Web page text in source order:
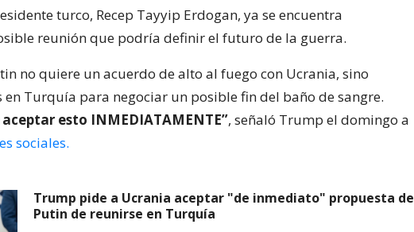
turco, Recep Tayyip Erdogan, ya se encuentra
reunión que podría definir el futuro de la guerra.
no quiere un acuerdo de alto al fuego con Ucrania, sino
en Turquía para negociar un posible fin del baño de sangre.
esto INMEDIATAMENTE”, señaló Trump el domingo a
sociales.
Trump pide a Ucrania aceptar "de inmediato" propuesta de
Putin de reunirse en Turquía